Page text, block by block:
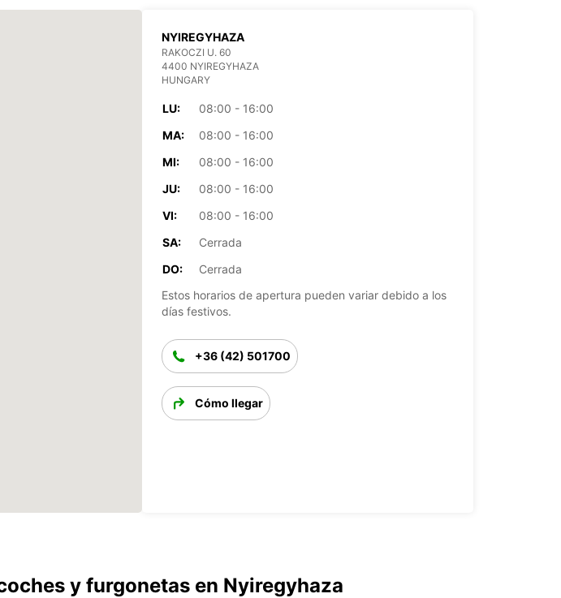
NYIREGYHAZA
RAKOCZI U. 60
4400 NYIREGYHAZA
HUNGARY
LU:
08:00 - 16:00
MA:
08:00 - 16:00
MI:
08:00 - 16:00
JU:
08:00 - 16:00
VI:
08:00 - 16:00
SA:
Cerrada
DO:
Cerrada
Estos horarios de apertura pueden variar debido a los
días festivos.
+36 (42) 501700
Cómo llegar
y furgonetas en Nyiregyhaza